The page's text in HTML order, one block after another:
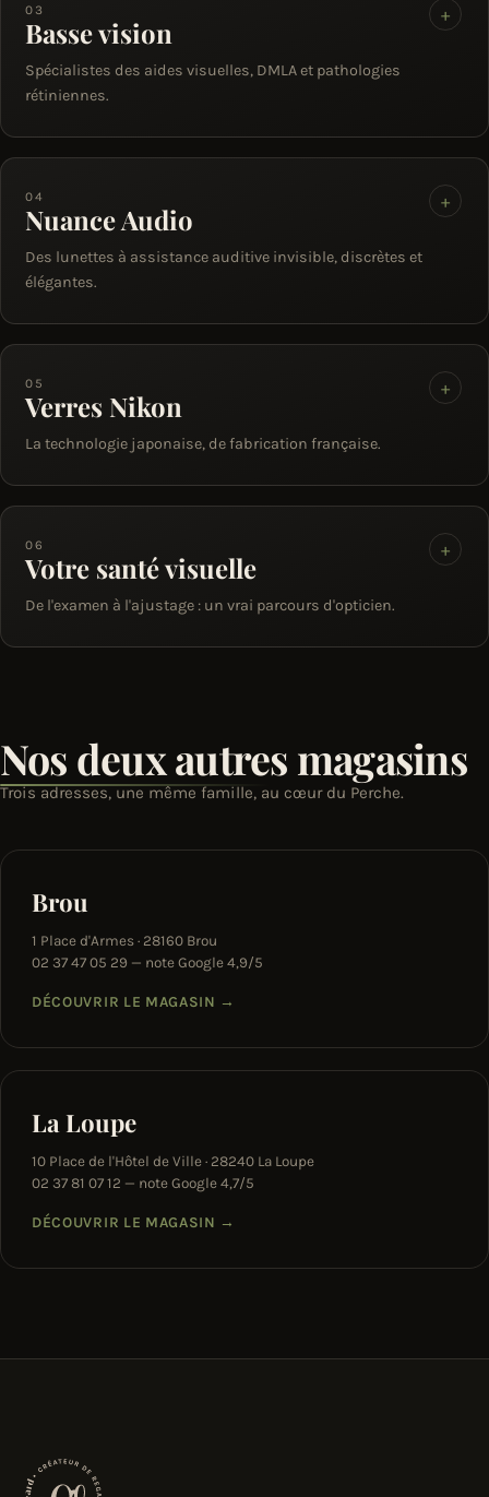
+
03
Basse vision
Spécialistes des aides visuelles, DMLA et pathologies
rétiniennes.
+
04
Nuance Audio
Des lunettes à assistance auditive invisible, discrètes et
élégantes.
+
05
Verres Nikon
La technologie japonaise, de fabrication française.
+
06
Votre santé visuelle
De l'examen à l'ajustage : un vrai parcours d'opticien.
Nos deux autres magasins
Trois adresses, une même famille, au cœur du Perche.
Brou
1 Place d'Armes · 28160 Brou
02 37 47 05 29 — note Google 4,9/5
DÉCOUVRIR LE MAGASIN →
La Loupe
10 Place de l'Hôtel de Ville · 28240 La Loupe
02 37 81 07 12 — note Google 4,7/5
DÉCOUVRIR LE MAGASIN →